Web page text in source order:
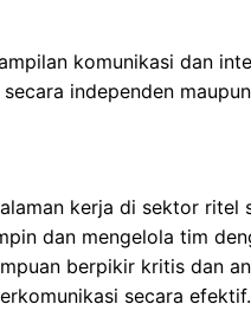
komunikasi dan
independen
kerja di sektor ritel
dan mengelola tim
berpikir kritis dan
secara efektif.